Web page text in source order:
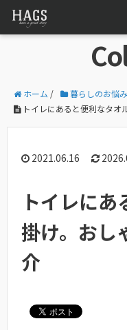
ホーム / 暮らしのお悩み
トイレにあると便利なタオ
2021.06.16
トイレに
掛け。おし
介